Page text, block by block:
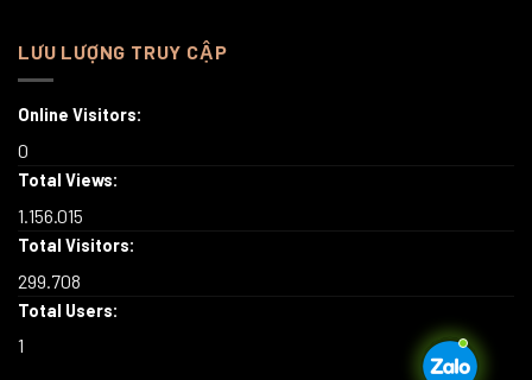
LƯU LƯỢNG TRUY CẬP
Online Visitors:
0
Total Views:
1.156.015
Total Visitors:
299.708
Total Users:
1